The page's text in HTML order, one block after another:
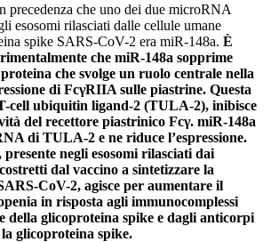
precedenza che uno dei due microRNA
esosomi rilasciati dalle cellule umane
spike SARS-CoV-2 era miR-148a. È
che miR-148a sopprime
che svolge un ruolo centrale nella
di FcγRIIA sulle piastrine. Questa
cell ubiquitin ligand-2 (TULA-2), inibisce
del recettore piastrinico Fcγ. miR-148a
di TULA-2 e ne riduce l’espressione.
negli esosomi rilasciati dai
dal vaccino a sintetizzare la
CoV-2, agisce per aumentare il
in risposta agli immunocomplessi
della glicoproteina spike e dagli anticorpi
glicoproteina spike.